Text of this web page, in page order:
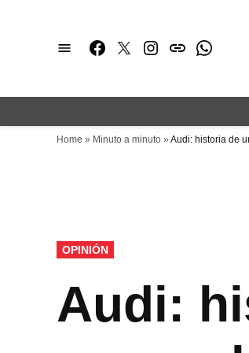
Facebook
TwitterInstagram
issuu
Home » Minuto a minuto » Audi: historia de
PUBLICADO
EN
OPINIÓN
Audi: